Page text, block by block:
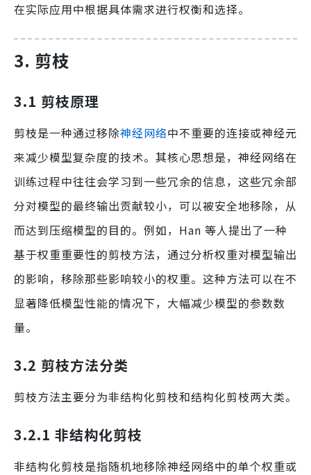
在实际应用中根据具体需求进行权衡和选择。
3. 剪枝
3.1 剪枝原理
剪枝是一种通过移除神经网络中不重要的连接或神经元
来减少模型复杂度的技术。其核心思想是，神经网络在
训练过程中往往会学习到一些冗余的信息，这些冗余部
分对模型的最终输出贡献较小，可以被安全地移除，从
而达到压缩模型的目的。例如，Han 等人提出了一种
基于权重重要性的剪枝方法，通过分析权重对模型输出
的影响，移除那些影响较小的权重。这种方法可以在不
显著降低模型性能的情况下，大幅减少模型的参数数
量。
3.2 剪枝方法分类
剪枝方法主要分为非结构化剪枝和结构化剪枝两大类。
3.2.1 非结构化剪枝
非结构化剪枝是指随机地移除神经网络中的单个权重或